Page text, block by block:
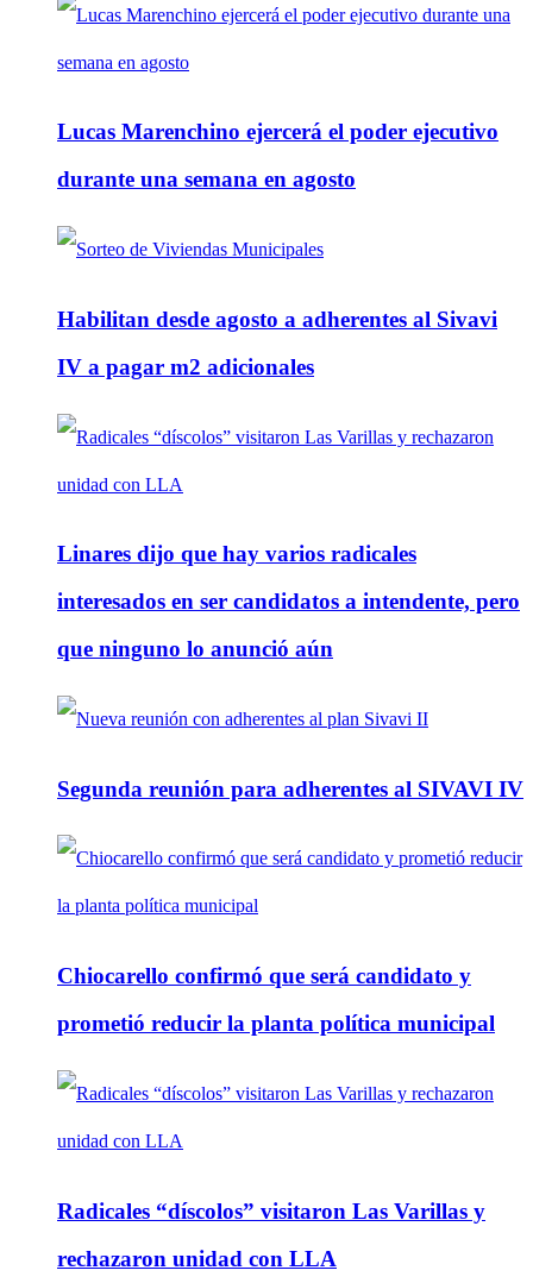
Lucas Marenchino ejercerá el poder ejecutivo
durante una semana en agosto
Habilitan desde agosto a adherentes al Sivavi
IV a pagar m2 adicionales
Linares dijo que hay varios radicales
interesados en ser candidatos a intendente, pero
que ninguno lo anunció aún
Segunda reunión para adherentes al SIVAVI IV
Chiocarello confirmó que será candidato y
prometió reducir la planta política municipal
Radicales “díscolos” visitaron Las Varillas y
rechazaron unidad con LLA